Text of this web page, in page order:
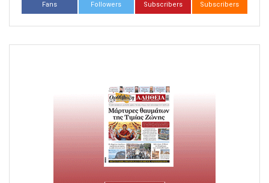
Fans Followers Subscribers Subscribers